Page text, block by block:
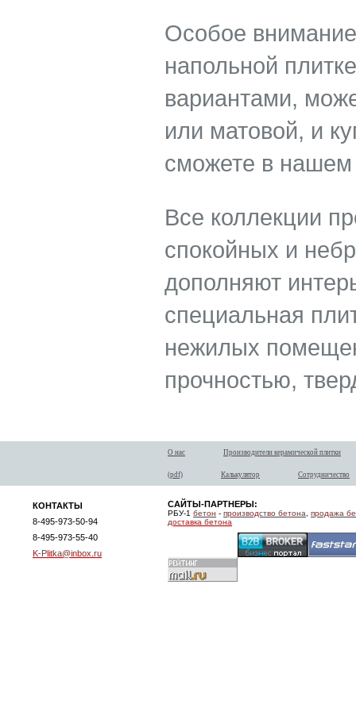
Особое
напольной
вариантами,
или матовой, и
сможете в нашем
Все коллекции
спокойных и
дополняют
специальная
нежилых
прочностью,
О нас Производители керамической плитки
(pdf) Калькулятор Сотрудничество
КОНТАКТЫ
8-495-973-50-94
8-495-973-55-40
K-Plitka@inbox.ru
САЙТЫ-ПАРТНЕРЫ:
РБУ-1 бетон - производство бетона
продажа
доставка бетона